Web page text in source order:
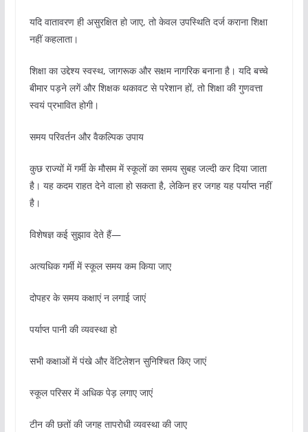
यदि वातावरण ही असुरक्षित हो जाए, तो केवल उपस्थिति दर्ज कराना शिक्षा
नहीं कहलाता।
शिक्षा का उद्देश्य स्वस्थ, जागरूक और सक्षम नागरिक बनाना है। यदि बच्चे
बीमार पड़ने लगें और शिक्षक थकावट से परेशान हों, तो शिक्षा की गुणवत्ता
स्वयं प्रभावित होगी।
समय परिवर्तन और वैकल्पिक उपाय
कुछ राज्यों में गर्मी के मौसम में स्कूलों का समय सुबह जल्दी कर दिया जाता
है। यह कदम राहत देने वाला हो सकता है, लेकिन हर जगह यह पर्याप्त नहीं
है।
विशेषज्ञ कई सुझाव देते हैं—
अत्यधिक गर्मी में स्कूल समय कम किया जाए
दोपहर के समय कक्षाएं न लगाई जाएं
पर्याप्त पानी की व्यवस्था हो
सभी कक्षाओं में पंखे और वेंटिलेशन सुनिश्चित किए जाएं
स्कूल परिसर में अधिक पेड़ लगाए जाएं
टीन की छतों की जगह तापरोधी व्यवस्था की जाए